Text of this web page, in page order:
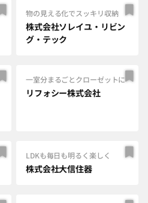
物の見える化でスッキリ収納
株式会社ソレイユ・リビン
グ・テック
一室分まるごとクローゼットに
リフォシー株式会社
LDKも毎日も明るく楽しく
株式会社大信住器